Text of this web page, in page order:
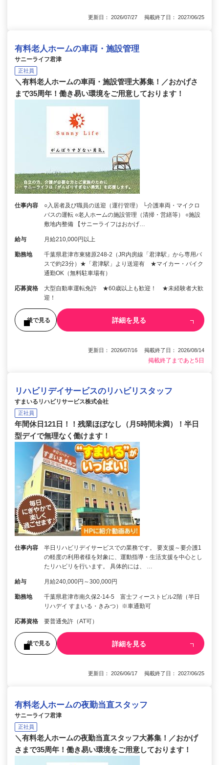
更新日： 2026/07/27 掲載終了日： 2027/06/25
有料老人ホームの車両・施設管理
サニーライフ君津
正社員
＼有料老人ホームの車両・施設管理大募集！／おかげさ
まで35周年！働き易い環境をご用意しております！
仕事内容
○入居者及び職員の送迎（運行管理） └介護車両・マイクロ
バスの運転 ○老人ホームの施設管理（清掃・営繕等） ○施設
敷地内整備 【サニーライフはおかげ…
給与 月給210,000円以上
勤務地
千葉県君津市東猪原248-2（JR内房線「君津駅」から専用バ
スで約23分）★「君津駅」より送迎有 ★マイカー・バイク
通勤OK（無料駐車場有）
応募資格
大型自動車運転免許 ★60歳以上も歓迎！ ★未経験者大歓
迎！
後で見る 詳細を見る
更新日： 2026/07/16 掲載終了日： 2026/08/14
掲載終了まであと5日
リハビリデイサービスのリハビリスタッフ
すまいるリハビリサービス株式会社
正社員
年間休日121日！！残業ほぼなし（月5時間未満）！半日
型デイで無理なく働けます！
仕事内容
半日リハビリデイサービスでの業務です。 要支援～要介護1
の軽度の利用者様を対象に、運動指導・生活支援を中心とし
たリハビリを行います。 具体的には、 …
給与 月給240,000円～300,000円
勤務地
千葉県君津市南久保2-14-5 富士フィーストビル2階（半日
リハデイ すまいる・きみつ）※車通勤可
応募資格 要普通免許（AT可）
後で見る 詳細を見る
更新日： 2026/06/17 掲載終了日： 2027/06/25
有料老人ホームの夜勤当直スタッフ
サニーライフ君津
正社員
＼有料老人ホームの夜勤当直スタッフ大募集！／おかげ
さまで35周年！働き易い環境をご用意しております！